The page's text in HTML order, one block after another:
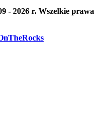
- 2026 r. Wszelkie prawa